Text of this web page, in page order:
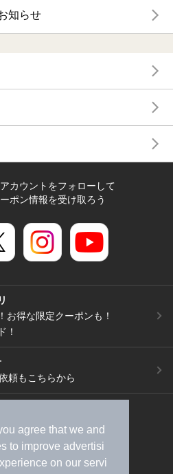
agree that we and
to improve advertisi
on our servi
知らせ
カウントをフォローして
ポン情報を受け取ろう
お得な限定クーポンも！
！
頼もこちらから
求）
広告出稿のご案内
タイルMEMBERS+規約
く表記
ヘルプ 採用情報